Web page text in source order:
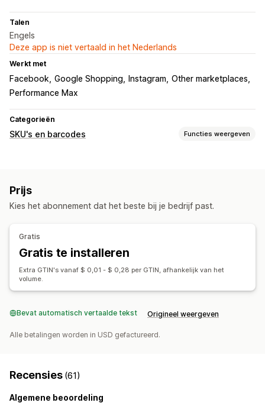
Talen
Engels
Deze app is niet vertaald in het Nederlands
Werkt met
Facebook Google Shopping Instagram Other marketplaces
Performance Max
Categorieën
SKU's en barcodes Functies weergeven
Prijs
Kies het abonnement dat het beste bij je bedrijf past.
Gratis
Gratis te installeren
Extra GTIN's vanaf $ 0,01 - $ 0,28 per GTIN, afhankelijk van het
volume.
Bevat automatisch vertaalde tekst Origineel weergeven
Alle betalingen worden in USD gefactureerd.
Recensies (61)
Algemene beoordeling